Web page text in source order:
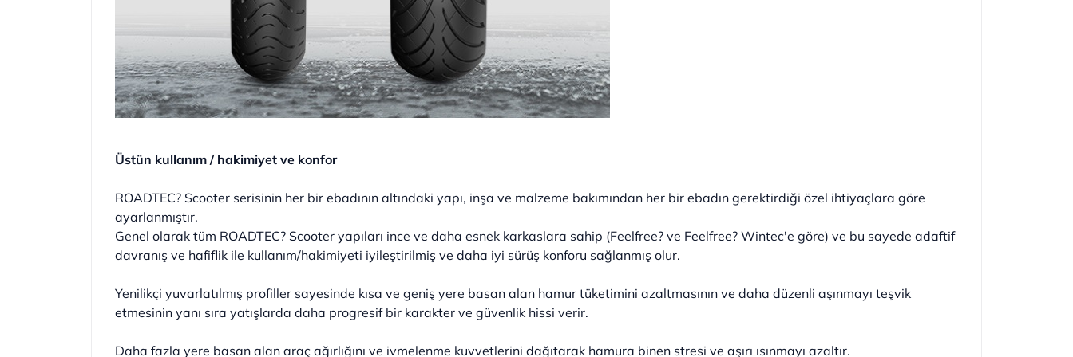
Üstün kullanım / hakimiyet ve konfor
ROADTEC? Scooter serisinin her bir ebadının altındaki yapı, inşa ve malzeme bakımından her bir ebadın gerektirdiği özel ihtiyaçlara göre
ayarlanmıştır.
Genel olarak tüm ROADTEC? Scooter yapıları ince ve daha esnek karkaslara sahip (Feelfree? ve Feelfree? Wintec'e göre) ve bu sayede adaftif
davranış ve hafiflik ile kullanım/hakimiyeti iyileştirilmiş ve daha iyi sürüş konforu sağlanmış olur.
Yenilikçi yuvarlatılmış profiller sayesinde kısa ve geniş yere basan alan hamur tüketimini azaltmasının ve daha düzenli aşınmayı teşvik
etmesinin yanı sıra yatışlarda daha progresif bir karakter ve güvenlik hissi verir.
Daha fazla yere basan alan araç ağırlığını ve ivmelenme kuvvetlerini dağıtarak hamura binen stresi ve aşırı ısınmayı azaltır.